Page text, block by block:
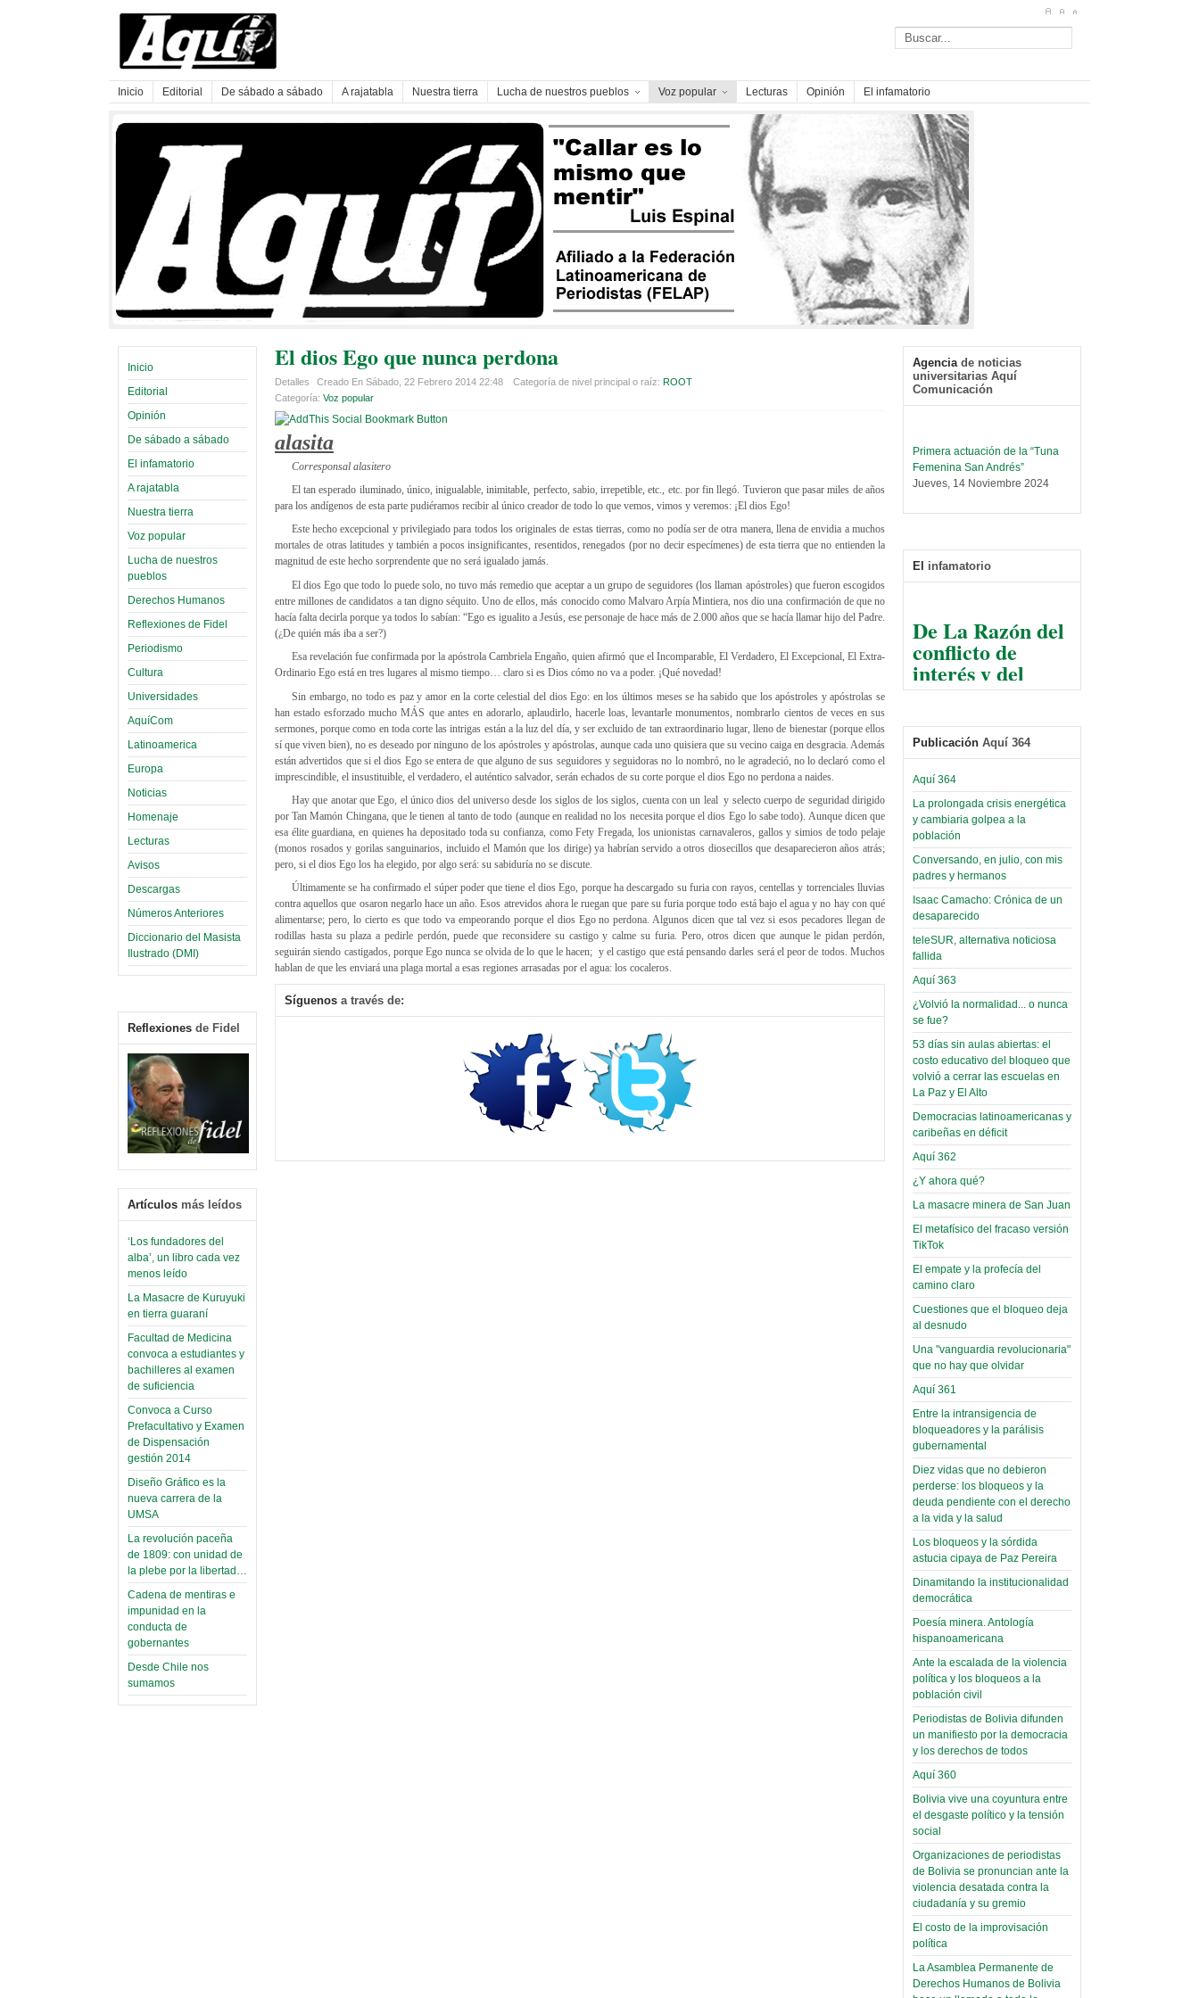
Inicio Editorial De sábado a sábado A rajatabla Nuestra tierra Lucha de nuestros pueblos Voz popular Lecturas Opinión El infamatorio
Inicio
Editorial
Opinión
De sábado a sábado
El infamatorio
A rajatabla
Nuestra tierra
Voz popular
Lucha de nuestros
pueblos
Derechos Humanos
Reflexiones de Fidel
Periodismo
Cultura
Universidades
AquíCom
Latinoamerica
Europa
Noticias
Homenaje
Lecturas
Avisos
Descargas
Números Anteriores
Diccionario del Masista
Ilustrado (DMI)
Reflexiones de Fidel
Artículos más leídos
‘Los fundadores del
alba’, un libro cada vez
menos leído
La Masacre de Kuruyuki
en tierra guaraní
Facultad de Medicina
convoca a estudiantes y
bachilleres al examen
de suficiencia
Convoca a Curso
Prefacultativo y Examen
de Dispensación
gestión 2014
Diseño Gráfico es la
nueva carrera de la
UMSA
La revolución paceña
de 1809: con unidad de
la plebe por la libertad…
Cadena de mentiras e
impunidad en la
conducta de
gobernantes
Desde Chile nos
sumamos
El dios Ego que nunca perdona
Detalles Creado En Sábado, 22 Febrero 2014 22:48 Categoría de nivel principal o raíz: ROOT
Categoría: Voz popular
alasita
Corresponsal alasitero
El tan esperado iluminado, único, inigualable, inimitable, perfecto, sabio, irrepetible, etc., etc. por fin llegó. Tuvieron que pasar miles de años
para los andígenos de esta parte pudiéramos recibir al único creador de todo lo que vemos, vimos y veremos: ¡El dios Ego!
Este hecho excepcional y privilegiado para todos los originales de estas tierras, como no podía ser de otra manera, llena de envidia a muchos
mortales de otras latitudes y también a pocos insignificantes, resentidos, renegados (por no decir especímenes) de esta tierra que no entienden la
magnitud de este hecho sorprendente que no será igualado jamás.
El dios Ego que todo lo puede solo, no tuvo más remedio que aceptar a un grupo de seguidores (los llaman apóstroles) que fueron escogidos
entre millones de candidatos a tan digno séquito. Uno de ellos, más conocido como Malvaro Arpía Mintiera, nos dio una confirmación de que no
hacía falta decirla porque ya todos lo sabían: “Ego es igualito a Jesús, ese personaje de hace más de 2.000 años que se hacía llamar hijo del Padre.
(¿De quién más iba a ser?)
Esa revelación fue confirmada por la apóstrola Cambriela Engaño, quien afirmó que el Incomparable, El Verdadero, El Excepcional, El Extra-
Ordinario Ego está en tres lugares al mismo tiempo… claro si es Dios cómo no va a poder. ¡Qué novedad!
Sin embargo, no todo es paz y amor en la corte celestial del dios Ego: en los últimos meses se ha sabido que los apóstroles y apóstrolas se
han estado esforzado mucho MÁS que antes en adorarlo, aplaudirlo, hacerle loas, levantarle monumentos, nombrarlo cientos de veces en sus
sermones, porque como en toda corte las intrigas están a la luz del día, y ser excluido de tan extraordinario lugar, lleno de bienestar (porque ellos
sí que viven bien), no es deseado por ninguno de los apóstroles y apóstrolas, aunque cada uno quisiera que su vecino caiga en desgracia. Además
están advertidos que si el dios Ego se entera de que alguno de sus seguidores y seguidoras no lo nombró, no le agradeció, no lo declaró como el
imprescindible, el insustituible, el verdadero, el auténtico salvador, serán echados de su corte porque el dios Ego no perdona a naides.
Hay que anotar que Ego, el único dios del universo desde los siglos de los siglos, cuenta con un leal y selecto cuerpo de seguridad dirigido
por Tan Mamón Chingana, que le tienen al tanto de todo (aunque en realidad no los necesita porque el dios Ego lo sabe todo). Aunque dicen que
esa élite guardiana, en quienes ha depositado toda su confianza, como Fety Fregada, los unionistas carnavaleros, gallos y simios de todo pelaje
(monos rosados y gorilas sanguinarios, incluido el Mamón que los dirige) ya habrían servido a otros diosecillos que desaparecieron años atrás;
pero, si el dios Ego los ha elegido, por algo será: su sabiduría no se discute.
Últimamente se ha confirmado el súper poder que tiene el dios Ego, porque ha descargado su furia con rayos, centellas y torrenciales lluvias
contra aquellos que osaron negarlo hace un año. Esos atrevidos ahora le ruegan que pare su furia porque todo está bajo el agua y no hay con qué
alimentarse; pero, lo cierto es que todo va empeorando porque el dios Ego no perdona. Algunos dicen que tal vez si esos pecadores llegan de
rodillas hasta su plaza a pedirle perdón, puede que reconsidere su castigo y calme su furia. Pero, otros dicen que aunque le pidan perdón,
seguirán siendo castigados, porque Ego nunca se olvida de lo que le hacen; y el castigo que está pensando darles será el peor de todos. Muchos
hablan de que les enviará una plaga mortal a esas regiones arrasadas por el agua: los cocaleros.
Síguenos a través de:
Agencia de noticias
universitarias Aquí
Comunicación
Primera actuación de la “Tuna
Femenina San Andrés”
Jueves, 14 Noviembre 2024
Sábado, 14 Septiembre 2024
Centro de Estudiantes organiza
taller de software estadístico en
la UMSA
Sábado, 14 Septiembre 2024
certificados por apoyo al
Séptimo Encuentro de
Sábado, 14 Octubre 2023
Leer Más...
Trabajo Social de la UMSA
volverá a las urnas para elegir a
su directora
Sábado, 14 Octubre 2023
Leer Más...
Candidatos del MAS se
presentarán en la UMSA
Jueves, 14 Septiembre 2023
Leer Más...
Carrera de Geografía realiza
Segundo Congreso Nacional
Viernes, 14 Octubre 2022
Leer Más...
Docentes y estudiantes de
Trabajo Social de la UMSA
elegirán directora
Viernes, 14 Octubre 2022
Leer Más...
“Tuna Femenina San Andrés”
toca y canta con coraje
Miércoles, 14 Septiembre 2022
Leer Más...
Posesionan a dirigentes de
Asociación de Docentes
Domingo, 14 Agosto 2022
Leer Más...
El infamatorio
De La Razón del
conflicto de
interés y del
razonable arte
y esconder la
mano
El Infamatorio
Jueves, 10 Diciembre 2020
Read more...
Infierno Covid
parte VI:
Gabinete de
Áñez se atribuye
construcción de
hospitales
prefabricados en
la que no tuvo
participación;
más de 24 horas
después rectifica
parcialmente
El Infamatorio
Miércoles, 09 Diciembre 2020
Read more...
Interpretación
de un álbum de
narco-fotos
(Miscelánea
Palaciega 8)
El Infamatorio
Miércoles, 19 Junio 2019
Read more...
Cosmética
descolonizadora
(Miscelánea
palaciega 7)
El Infamatorio
Lunes, 27 Mayo 2019
Read more...
Creacionismo,
filtraciones e
inicio de la
campaña del
MAS
(Miscelánea
palaciega 6)
El Infamatorio
Domingo, 12 Mayo 2019
Read more...
Publicación Aquí 364
Aquí 364
La prolongada crisis energética
y cambiaria golpea a la
población
Conversando, en julio, con mis
padres y hermanos
Isaac Camacho: Crónica de un
desaparecido
teleSUR, alternativa noticiosa
fallida
Aquí 363
¿Volvió la normalidad... o nunca
se fue?
53 días sin aulas abiertas: el
costo educativo del bloqueo que
volvió a cerrar las escuelas en
La Paz y El Alto
Democracias latinoamericanas y
caribeñas en déficit
Aquí 362
¿Y ahora qué?
La masacre minera de San Juan
El metafísico del fracaso versión
TikTok
El empate y la profecía del
camino claro
Cuestiones que el bloqueo deja
al desnudo
Una "vanguardia revolucionaria"
que no hay que olvidar
Aquí 361
Entre la intransigencia de
bloqueadores y la parálisis
gubernamental
Diez vidas que no debieron
perderse: los bloqueos y la
deuda pendiente con el derecho
a la vida y la salud
Los bloqueos y la sórdida
astucia cipaya de Paz Pereira
Dinamitando la institucionalidad
democrática
Poesía minera. Antología
hispanoamericana
Ante la escalada de la violencia
política y los bloqueos a la
población civil
Periodistas de Bolivia difunden
un manifiesto por la democracia
y los derechos de todos
Aquí 360
Bolivia vive una coyuntura entre
el desgaste político y la tensión
social
Organizaciones de periodistas
de Bolivia se pronuncian ante la
violencia desatada contra la
ciudadanía y su gremio
El costo de la improvisación
política
La Asamblea Permanente de
Derechos Humanos de Bolivia